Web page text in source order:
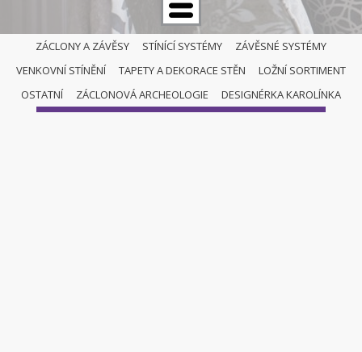
ZÁCLONY A ZÁVĚSY STÍNÍCÍ SYSTÉMY
ZÁVĚSNÉ SYSTÉMY
VENKOVNÍ STÍNĚNÍ
TAPETY A DEKORACE STĚN
LOŽNÍ SORTIMENT
OSTATNÍ
ZÁCLONOVÁ ARCHEOLOGIE DESIGNÉRKA KAROLÍNKA
ZÁCLONY A ZÁVĚSY